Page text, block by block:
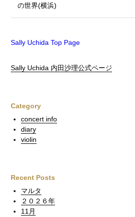
の世界(横浜)
Sally Uchida Top Page
Sally Uchida 内田沙理公式ページ
Category
concert info
diary
violin
Recent Posts
マルタ
２０２６年
11月